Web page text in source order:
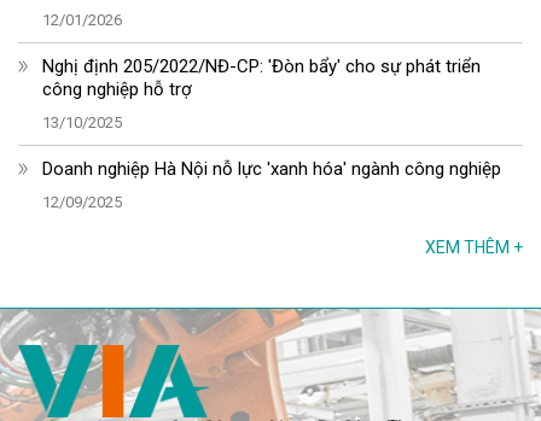
12/01/2026
Nghị định 205/2022/NĐ-CP: 'Đòn bẩy' cho sự phát triển
công nghiệp hỗ trợ
13/10/2025
Doanh nghiệp Hà Nội nỗ lực 'xanh hóa' ngành công nghiệp
12/09/2025
XEM THÊM +